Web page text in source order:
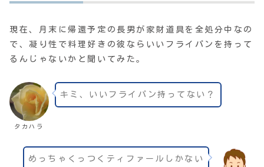
現在、月末に帰還予定の長男が家財道具を全処分中なの
で、凝り性で料理好きの彼ならいいフライパンを持って
るんじゃないかと聞いてみた。
タカハラ
キミ、いいフライパン持ってない？
めっちゃくっつくティファールしかない